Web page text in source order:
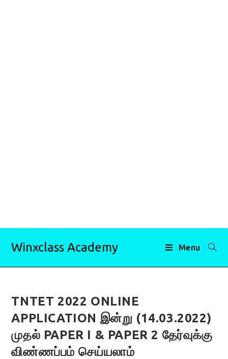
Winxclass Academy Menu
TNTET 2022 ONLINE
APPLICATION இன்று (14.03.2022)
முதல் PAPER I & PAPER 2 தேர்வுக்கு
விண்ணப்பம் செய்யலாம்